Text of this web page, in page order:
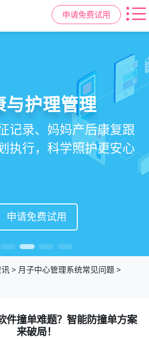
申请免费试用
中心管理系统
子中心入住、护理、
财务、营销全流程管
申请免费试用
与护理管理
记录、妈妈产后康复跟
执行，科学照护更安心
申请免费试用
约管理
约入住、智能排房、资
入住率与客户满意度
申请免费试用
与智能锁客
餐定制、精准营销、客
复购与转介绍
申请免费试用
> 月子中心管理系统常见问题>
件撞单难题？智能防撞单方案
来破局！